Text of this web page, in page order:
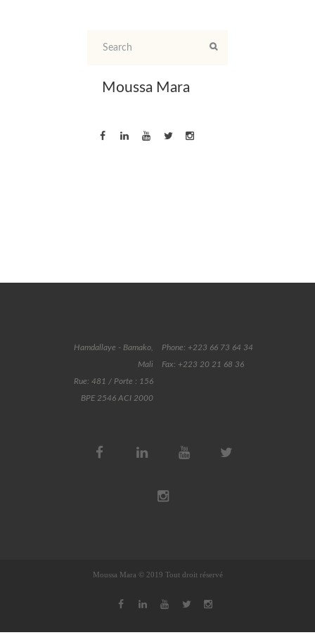
Moussa Mara
Phone: +223 66 73 64 34
Fax: +223 20 21 68 36
Hamdallaye - Bamako,
Mali
Rue: 481 / Porte : 156
BPE 2546 ACI 2000
Moussa Mara © 2019 Tout droit réservé